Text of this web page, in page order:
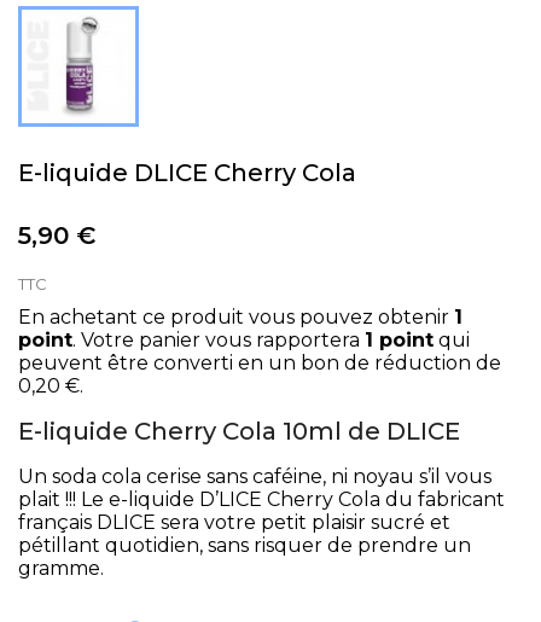
E-liquide DLICE Cherry Cola
5,90 €
TTC
En achetant ce produit vous pouvez obtenir 1
point. Votre panier vous rapportera 1 point qui
peuvent être converti en un bon de réduction de
0,20 €.
E-liquide Cherry Cola 10ml de DLICE
Un soda cola cerise sans caféine, ni noyau s’il vous
plait !!! Le e-liquide D’LICE Cherry Cola du fabricant
français DLICE sera votre petit plaisir sucré et
pétillant quotidien, sans risquer de prendre un
gramme.